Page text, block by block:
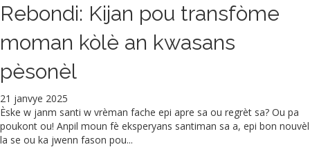
Rebondi: Kijan pou transfòme
moman kòlè an kwasans
pèsonèl
21 janvye 2025
Èske w janm santi w vrèman fache epi apre sa ou regrèt sa? Ou pa
poukont ou! Anpil moun fè eksperyans santiman sa a, epi bon nouvèl
la se ou ka jwenn fason pou...